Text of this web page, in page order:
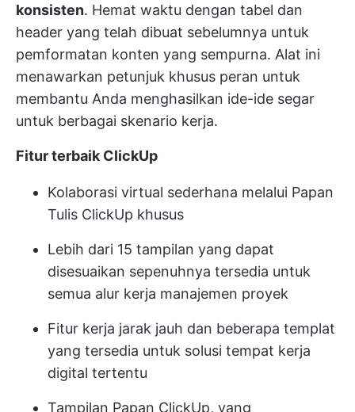
konsisten. Hemat waktu dengan tabel dan
header yang telah dibuat sebelumnya untuk
pemformatan konten yang sempurna. Alat ini
menawarkan petunjuk khusus peran untuk
membantu Anda menghasilkan ide-ide segar
untuk berbagai skenario kerja.
Fitur terbaik ClickUp
Kolaborasi virtual sederhana melalui Papan
Tulis ClickUp khusus
Lebih dari 15 tampilan yang dapat
disesuaikan sepenuhnya tersedia untuk
semua alur kerja manajemen proyek
Fitur kerja jarak jauh dan beberapa templat
yang tersedia untuk solusi tempat kerja
digital tertentu
Tampilan Papan ClickUp, yang